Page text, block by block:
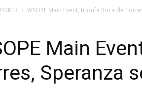
POKER WSOPE Main Event, trionfa Roca de
Main
Speranza